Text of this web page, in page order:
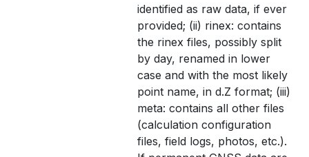
identified as raw data, if ever
provided; (ii) rinex: contains
the rinex files, possibly split
by day, renamed in lower
case and with the most likely
point name, in d.Z format; (iii)
meta: contains all other files
(calculation configuration
files, field logs, photos, etc.).